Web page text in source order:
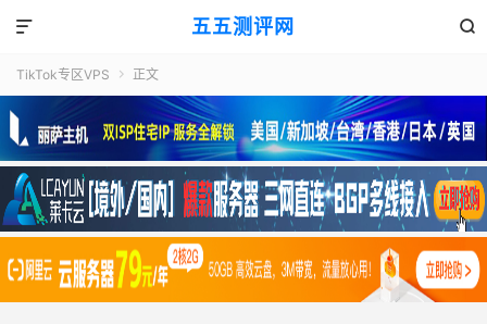
五五测评网 

TikTok专区VPS  正文